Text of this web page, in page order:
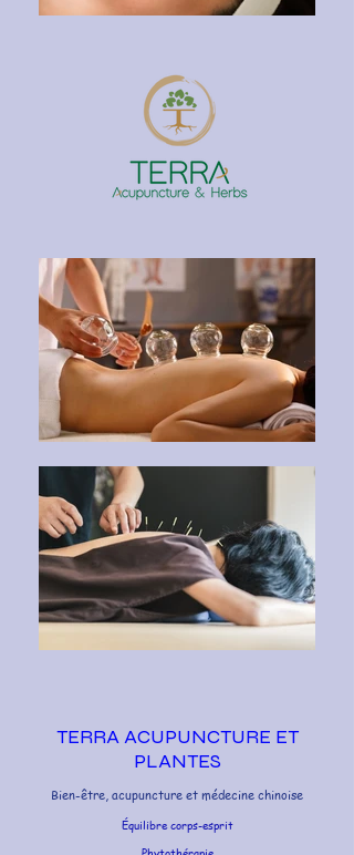
TERRA ACUPUNCTURE ET
PLANTES
Bien-être, acupuncture et médecine chinoise
Équilibre corps-esprit